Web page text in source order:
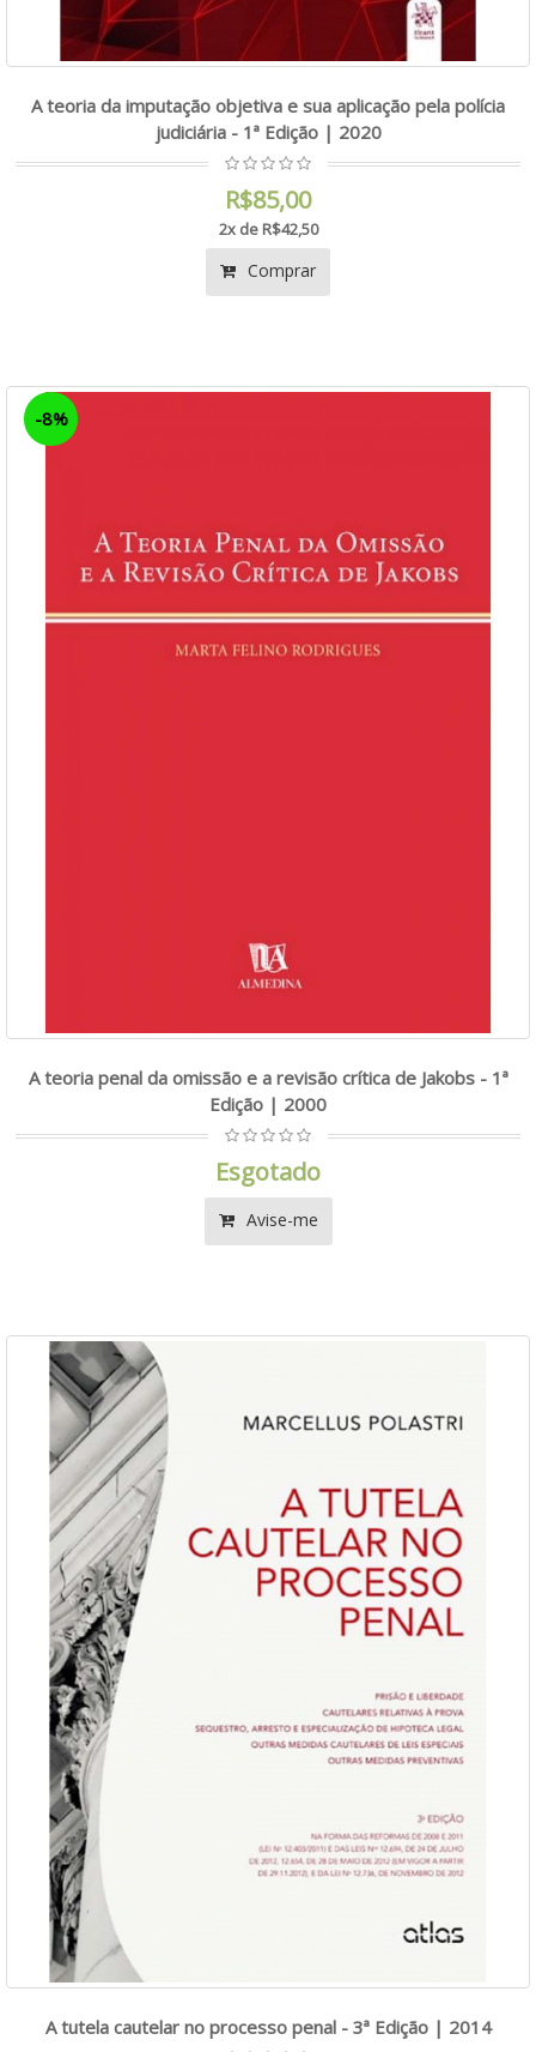
A teoria da imputação objetiva e sua aplicação pela polícia
judiciária - 1ª Edição | 2020
R$85,00
2x de R$42,50
Comprar
-8%
A teoria penal da omissão e a revisão crítica de Jakobs - 1ª
Edição | 2000
Esgotado
Avise-me
A tutela cautelar no processo penal - 3ª Edição | 2014